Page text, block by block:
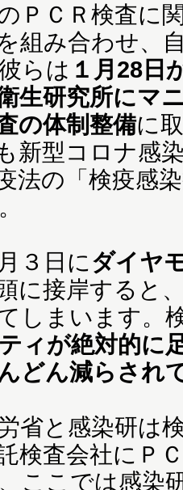
ＰＣＲ検査に
組み合わせ、
らは １月28日
生研究所にマ
の体制整備に
新型コロナ感
法の「検疫感
３日にダイヤ
に接岸すると
しまいます。
ィが絶対的に
どん減らされ
省と感染研は
検査会社にＰ
ここでは感染